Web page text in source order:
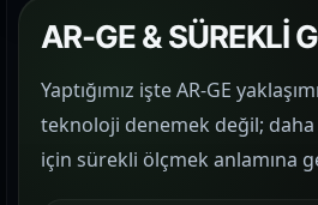
AR-GE & SÜREKLİ
Yaptığımız işte AR-GE
teknoloji denemek değil;
için sürekli ölçmek anlamına